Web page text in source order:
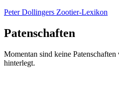
Peter Dollingers Zootier-Lexikon
Patenschaften
Momentan sind keine
hinterlegt.